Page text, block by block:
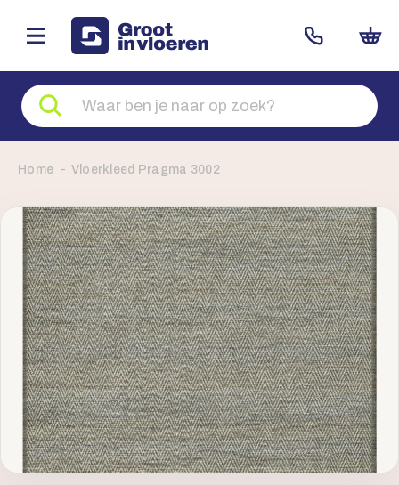
Zoeken
naar
producten
Home Vloerkleed Pragma 3002